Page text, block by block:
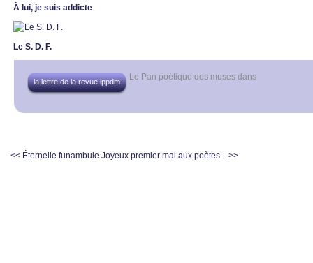
À lui, je suis addicte
Le S. D. F.
Le Pan poétique des muses dans
la lettre de la revue lppdm
<< Éternelle funambule Joyeux premier mai aux poètes... >>